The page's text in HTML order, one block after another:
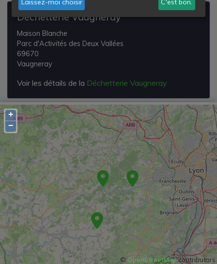
Déchetterie Vaugneray
Maison Blanche
Parc d'Activités des Deux Vallées
69670
Vaugneray
Voir les détails de la Déchetterie Vaugneray
+
−
©OpenStreetMapcontributors
Laissez-moi choisir C'est bon.